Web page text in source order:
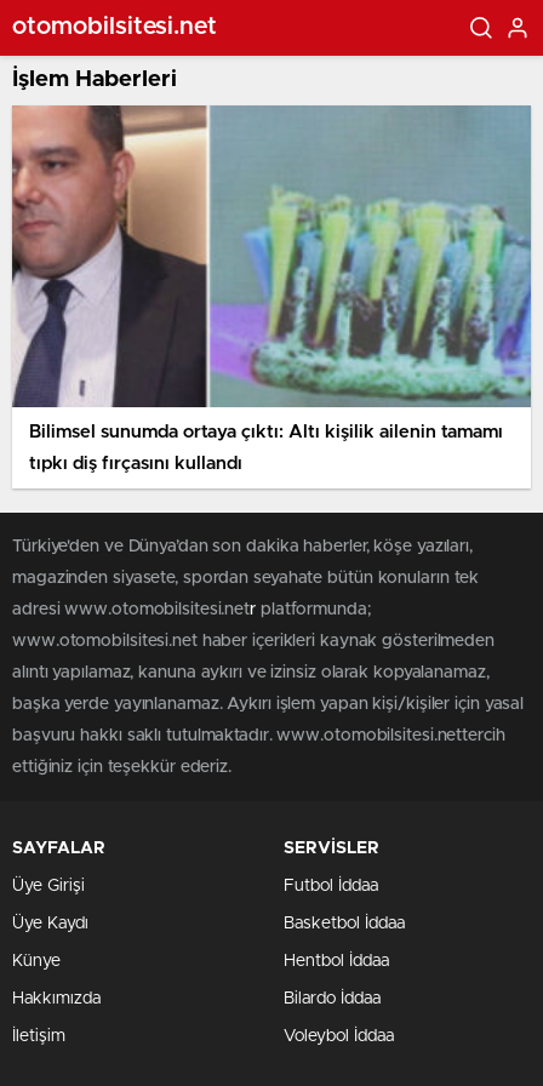
otomobilsitesi.net
İşlem Haberleri
Bilimsel sunumda ortaya çıktı: Altı kişilik ailenin tamamı
tıpkı diş fırçasını kullandı
Türkiye'den ve Dünya’dan son dakika haberler, köşe yazıları,
magazinden siyasete, spordan seyahate bütün konuların tek
adresi www.otomobilsitesi.netr platformunda;
www.otomobilsitesi.net haber içerikleri kaynak gösterilmeden
alıntı yapılamaz, kanuna aykırı ve izinsiz olarak kopyalanamaz,
başka yerde yayınlanamaz. Aykırı işlem yapan kişi/kişiler için yasal
başvuru hakkı saklı tutulmaktadır. www.otomobilsitesi.nettercih
ettiğiniz için teşekkür ederiz.
SAYFALAR
Üye Girişi
Üye Kaydı
Künye
Hakkımızda
İletişim
SERVİSLER
Futbol İddaa
Basketbol İddaa
Hentbol İddaa
Bilardo İddaa
Voleybol İddaa